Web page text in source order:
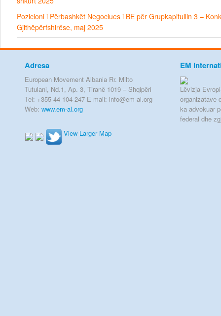
Pozicioni i Përbashkët Negociues i BE për Grupkapitullin 3 –
Gjithëpërfshirëse, maj 2025
Adresa
European Movement Albania Rr. Milto
Tutulani, Nd.1, Ap. 3, Tiranë 1019 – Shqipëri
Tel: +355 44 104 247 E-mail: info@em-al.org
Web: www.em-al.org
View Larger Map
EM
Lëvizja
organizatave
ka advokuar
federal dhe